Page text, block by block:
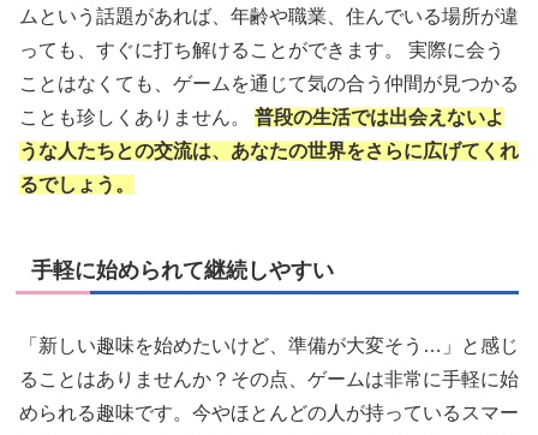
ムという話題があれば、年齢や職業、住んでいる場所が違
っても、すぐに打ち解けることができます。 実際に会う
ことはなくても、ゲームを通じて気の合う仲間が見つかる
ことも珍しくありません。 普段の生活では出会えないよ
うな人たちとの交流は、あなたの世界をさらに広げてくれ
るでしょう。
手軽に始められて継続しやすい
「新しい趣味を始めたいけど、準備が大変そう…」と感じ
ることはありませんか？その点、ゲームは非常に手軽に始
められる趣味です。今やほとんどの人が持っているスマー